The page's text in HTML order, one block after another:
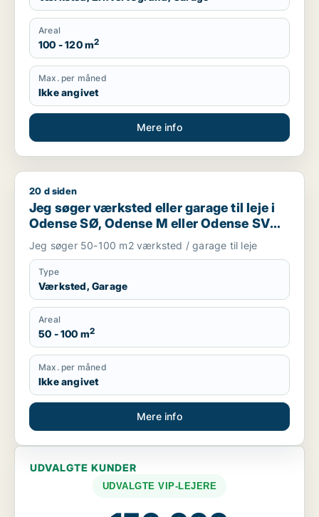
Areal
100 - 120 m2
Max. per måned
Ikke angivet
Mere info
Jeg søger værksted eller garage til leje i Odense SØ,
20 d siden
Jeg søger værksted eller garage til leje i
Odense SØ, Odense M eller Odense SV
m.fl.
Jeg søger 50-100 m2 værksted / garage til leje
Type
Værksted, Garage
Areal
50 - 100 m2
Max. per måned
Ikke angivet
Mere info
UDVALGTE KUNDER
UDVALGTE VIP-LEJERE